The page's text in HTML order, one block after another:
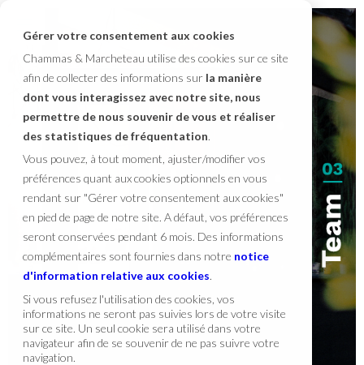
Gérer votre consentement aux cookies
Chammas & Marcheteau utilise des cookies sur ce site
afin de collecter des informations sur la manière
dont vous interagissez avec notre site, nous
permettre de nous souvenir de vous et réaliser
des statistiques de fréquentation.
Vous pouvez, à tout moment, ajuster/modifier vos
préférences quant aux cookies optionnels en vous
rendant sur "Gérer votre consentement aux cookies"
en pied de page de notre site. A défaut, vos préférences
seront conservées pendant 6 mois. Des informations
complémentaires sont fournies dans notre notice
d'information relative aux cookies.
Si vous refusez l'utilisation des cookies, vos
informations ne seront pas suivies lors de votre visite
sur ce site. Un seul cookie sera utilisé dans votre
navigateur afin de se souvenir de ne pas suivre votre
navigation.